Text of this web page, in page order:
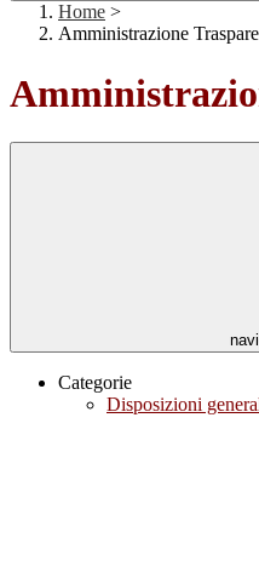
Home >
Amministrazione
Categorie
Disposizioni